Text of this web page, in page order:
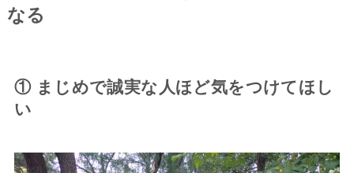
なる
① まじめで誠実な人ほど気をつけてほし
い